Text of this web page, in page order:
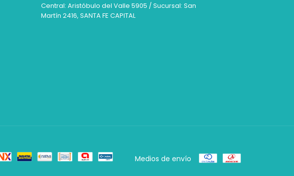
Central: Aristóbulo del Valle 5905 / Sucursal: San
Martín 2416, SANTA FE CAPITAL
Medios de envío